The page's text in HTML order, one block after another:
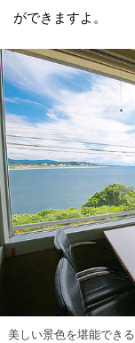
ができますよ。
美しい景色を堪能でき